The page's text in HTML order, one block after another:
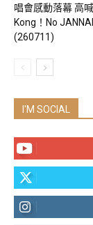
唱會感動落幕 高
Kong！No
(260711)
I'M SOCIAL